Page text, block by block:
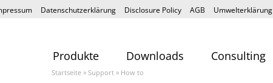
Datenschutzerklärung Disclosure Policy AGB Umwelterklärung
Produkte Downloads Consulting
Startseite» Support» How to